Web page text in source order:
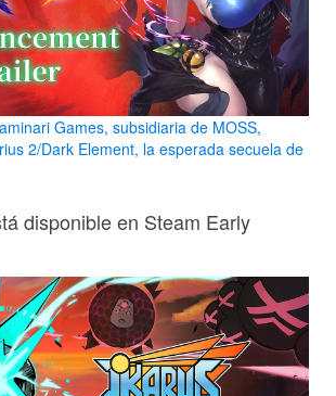
Games, subsidiaria de MOSS,
2/Dark Element, la esperada secuela de
disponible en Steam Early